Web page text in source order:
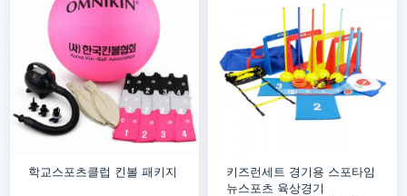
학교스포츠클럽 킨볼 패키지
키즈런세트 경기용 스포타임
뉴스포츠 육상경기